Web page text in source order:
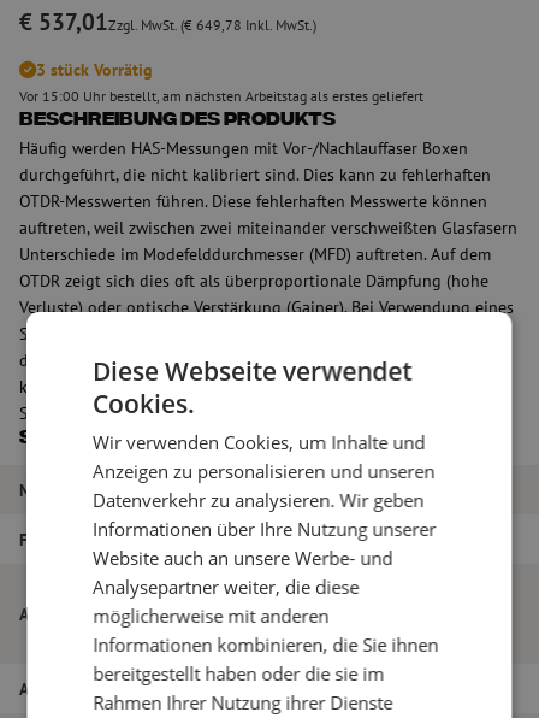
€ 537,01Zzgl. MwSt. (€ 649,78 Inkl. MwSt.)
3 stück Vorrätig
Vor 15:00 Uhr bestellt, am nächsten Arbeitstag als erstes geliefert
Beschreibung des Produkts
Häufig werden HAS-Messungen mit Vor-/Nachlauffaser Boxen
durchgeführt, die nicht kalibriert sind. Dies kann zu fehlerhaften
OTDR-Messwerten führen. Diese fehlerhaften Messwerte können
auftreten, weil zwischen zwei miteinander verschweißten Glasfasern
Unterschiede im Modefelddurchmesser (MFD) auftreten. Auf dem
OTDR zeigt sich dies oft als überproportionale Dämpfung (hohe
Verluste) oder optische Verstärkung (Gainer). Bei Verwendung eines
Satzes kalibrierter Vor-/Nachlauffaser Boxen ist das Problem auf
dem OTDR nicht mehr sichtbar. Dieses Set besteht aus 2
kalibrierten Trommelgestellen, die mit SC/PC-SC/APC-Steckern und
SC/PC-SC/APC- und SC/PC-LC/APC-Steckern ausgestattet sind.
Spezifikationen
Marke
Fasertyp Singlemode
Artikelname
Vor-/Nachlauffaser Box, kalibriert, 2x
1000m, SC/PC-SC/APC, SC/PC-LC/APC 1x
1000m, SC/APC-SC/APC, SM, 2,0mm, 5m
Artikel Nummer M00002344
Diese Webseite verwendet
Cookies.
Wir verwenden Cookies, um Inhalte und
Anzeigen zu personalisieren und unseren
Datenverkehr zu analysieren. Wir geben
Informationen über Ihre Nutzung unserer
Website auch an unsere Werbe- und
Analysepartner weiter, die diese
möglicherweise mit anderen
Informationen kombinieren, die Sie ihnen
bereitgestellt haben oder die sie im
Rahmen Ihrer Nutzung ihrer Dienste